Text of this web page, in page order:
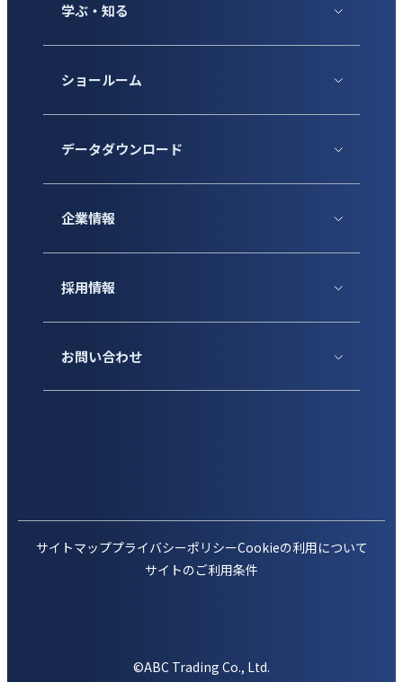
学ぶ・知る
ショールーム
データダウンロード
企業情報
採用情報
お問い合わせ
サイトマッププライバシーポリシーCookieの利用について
サイトのご利用条件
©ABC Trading Co., Ltd.